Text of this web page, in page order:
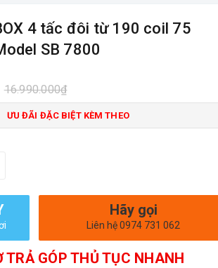
4 tấc đôi từ 190 coil 75
SB 7800
16.990.000₫
ƯU ĐÃI ĐẶC BIỆT KÈM THEO
Hãy gọi
Liên hệ 0974 731 062
TRẢ GÓP THỦ TỤC NHANH